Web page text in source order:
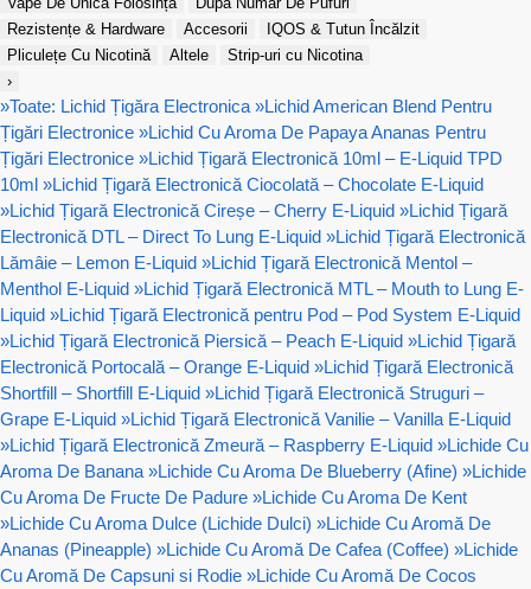
Rezistențe & Hardware
Accesorii
IQOS & Tutun Încălzit
Pliculețe Cu Nicotină
Altele
Strip-uri cu Nicotina
›
»Toate: Lichid Țigăra Electronica »Lichid American Blend Pentru
Țigări Electronice »Lichid Cu Aroma De Papaya Ananas Pentru
Țigări Electronice »Lichid Țigară Electronică 10ml – E-Liquid TPD
10ml »Lichid Țigară Electronică Ciocolată – Chocolate E-Liquid
»Lichid Țigară Electronică Cireșe – Cherry E-Liquid »Lichid Țigară
Electronică DTL – Direct To Lung E-Liquid »Lichid Țigară Electronică
Lămâie – Lemon E-Liquid »Lichid Țigară Electronică Mentol –
Menthol E-Liquid »Lichid Țigară Electronică MTL – Mouth to Lung E-
Liquid »Lichid Țigară Electronică pentru Pod – Pod System E-Liquid
»Lichid Țigară Electronică Piersică – Peach E-Liquid »Lichid Țigară
Electronică Portocală – Orange E-Liquid »Lichid Țigară Electronică
Shortfill – Shortfill E-Liquid »Lichid Țigară Electronică Struguri –
Grape E-Liquid »Lichid Țigară Electronică Vanilie – Vanilla E-Liquid
»Lichid Țigară Electronică Zmeură – Raspberry E-Liquid »Lichide Cu
Aroma De Banana »Lichide Cu Aroma De Blueberry (Afine) »Lichide
Cu Aroma De Fructe De Padure »Lichide Cu Aroma De Kent
»Lichide Cu Aroma Dulce (Lichide Dulci) »Lichide Cu Aromă De
Ananas (Pineapple) »Lichide Cu Aromă De Cafea (Coffee) »Lichide
Cu Aromă De Capsuni si Rodie »Lichide Cu Aromă De Cocos